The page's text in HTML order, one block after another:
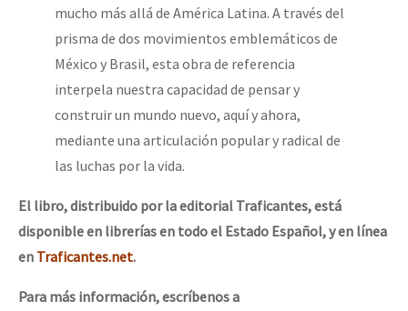
mucho más allá de América Latina. A través del
prisma de dos movimientos emblemáticos de
México y Brasil, esta obra de referencia
interpela nuestra capacidad de pensar y
construir un mundo nuevo, aquí y ahora,
mediante una articulación popular y radical de
las luchas por la vida.
El libro, distribuido por la editorial Traficantes, está
disponible en librerías en todo el Estado Español, y en línea
en Traficantes.net.
Para más información, escríbenos a